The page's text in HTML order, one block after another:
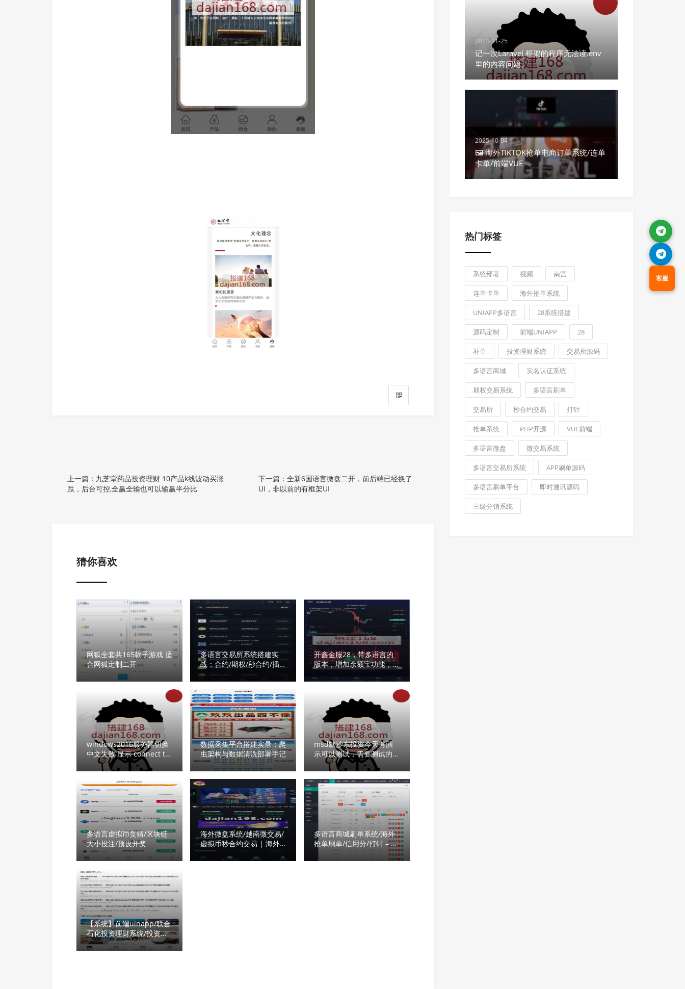
WeChat Scan Pay
上一篇：九芝堂药品投资理财 10产品k线波动买涨
跌，后台可控,全赢全输也可以输赢半分比
下一篇：全新6国语言微盘二开，前后端已经换了
UI，非以前的有框架UI
猜你喜欢
网狐全套共165款子游戏 适
合网狐定制二开
多语言交易所系统搭建实
战：合约/期权/秒合约/插
针控制/申购全功能部署指
南
开鑫金服28，带多语言的
版本，增加余额宝功能，下
windows2016服务器切换
中文失败 显示 connect to
the internet to check for
language packs
数据采集平台搭建实录：爬
虫架构与数据清洗部署手记
msd默沙东投资今天有演
示可以测试，需要测试的老
板滴滴我
多语言虚拟币竞猜/区块链
大小投注/预设开奖
海外微盘系统/越南微交易/
虚拟币秒合约交易 | 海外
版系统源码完整搭建教程
多语言商城刷单系统/海外
抢单刷单/信用分/打针 – 系
统功能详解与搭建
【系统】前端uinapp/联合
石化投资理财系统/投资认
购
2024-11-25
记一次Laravel 框架的程序无法读.env
里的内容问题。
2025-10-04
🖼 海外TIKTOK抢单电商订单系统/连单
卡单/前端VUE
热门标签
系统部署 视频 南宫
连单卡单 海外抢单系统
UNIAPP多语言 28系统搭建
源码定制 前端UNIAPP 28
补单 投资理财系统 交易所源码
多语言商城 实名认证系统
期权交易系统 多语言刷单
交易所 秒合约交易 打针
抢单系统 PHP开源 VUE前端
多语言微盘 微交易系统
多语言交易所系统 APP刷单源码
多语言刷单平台 即时通讯源码
三级分销系统
客服